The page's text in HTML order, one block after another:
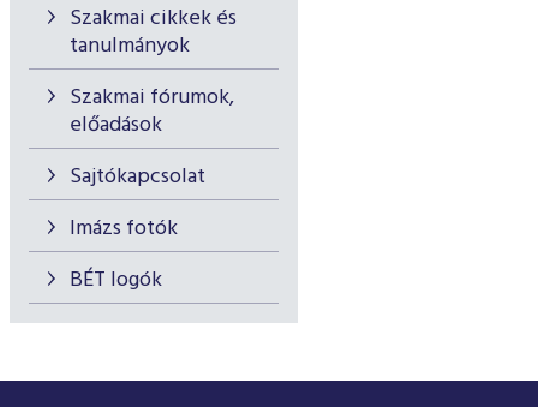
Szakmai cikkek és
tanulmányok
Szakmai fórumok,
előadások
Sajtókapcsolat
Imázs fotók
BÉT logók